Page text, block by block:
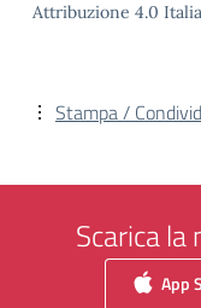
Attribuzione 4.0
Stampa /
Scarica
App